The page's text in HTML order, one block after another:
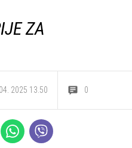
ZA
2025 13.50 0